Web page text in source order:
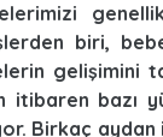
biri,
gelişimini
itibaren bazı
Birkaç